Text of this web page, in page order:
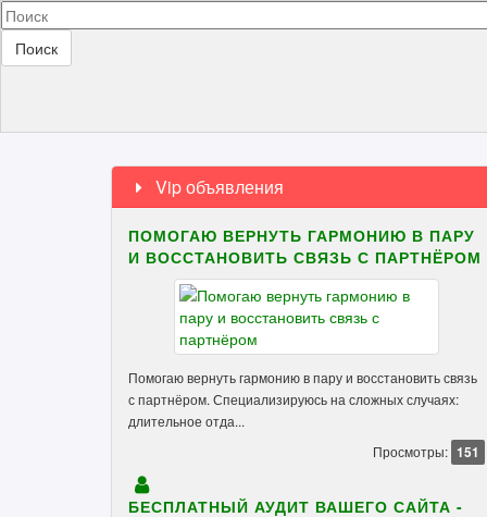
Поиск
Vip объявления
ПОМОГАЮ ВЕРНУТЬ ГАРМОНИЮ В ПАРУ
И ВОССТАНОВИТЬ СВЯЗЬ С ПАРТНЁРОМ
Помогаю вернуть гармонию в пару и восстановить связь
с партнёром. Специализируюсь на сложных случаях:
длительное отда...
Просмотры: 151
БЕСПЛАТНЫЙ АУДИТ ВАШЕГО САЙТА -